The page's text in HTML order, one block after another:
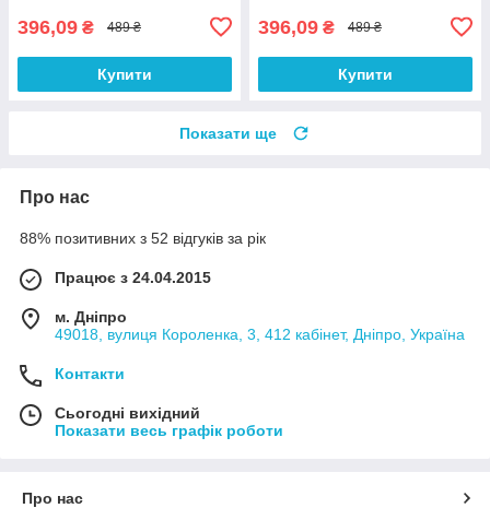
396,09 ₴ 489 ₴
Купити
396,09 ₴ 489 ₴
Купити
Показати ще
Про нас
88% позитивних з 52 відгуків за рік
Працює з 24.04.2015
м. Дніпро
49018, вулиця Короленка, 3, 412 кабінет, Дніпро, Україна
Контакти
Сьогодні вихідний
Показати весь графік роботи
Про нас